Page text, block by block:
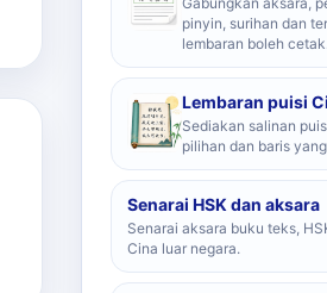
pinyin, surihan dan
lembaran boleh
Lembaran puisi
Sediakan salinan
pilihan dan baris
Senarai HSK dan aksara
Senarai aksara buku teks,
Cina luar negara.